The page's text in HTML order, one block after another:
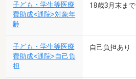
子ども・学生等医療
費助成<通院>対象年
齢
18歳3月末まで
子ども・学生等医療
費助成<通院>自己負
担
自己負担あり